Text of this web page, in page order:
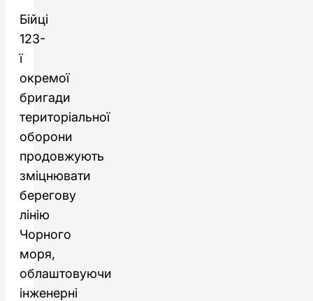
Бійці
123-
ї
окремої
бригади
територіальної
оборони
продовжують
зміцнювати
берегову
лінію
Чорного
моря,
облаштовуючи
інженерні